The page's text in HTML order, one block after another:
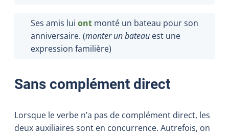
Ses amis lui ont monté un bateau pour son
anniversaire. (monter un bateau est une
expression familière)
Sans complément direct
Lorsque le verbe n’a pas de complément direct, les
deux auxiliaires sont en concurrence. Autrefois, on